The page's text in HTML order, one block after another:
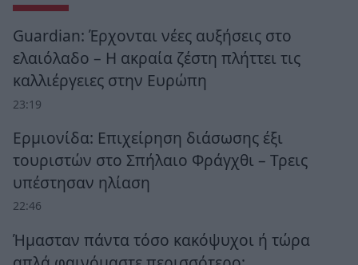
Guardian: Έρχονται νέες αυξήσεις στο
ελαιόλαδο – Η ακραία ζέστη πλήττει τις
καλλιέργειες στην Ευρώπη
23:19
Ερμιονίδα: Επιχείρηση διάσωσης έξι
τουριστών στο Σπήλαιο Φράγχθι – Τρεις
υπέστησαν ηλίαση
22:46
Ήμασταν πάντα τόσο κακόψυχοι ή τώρα